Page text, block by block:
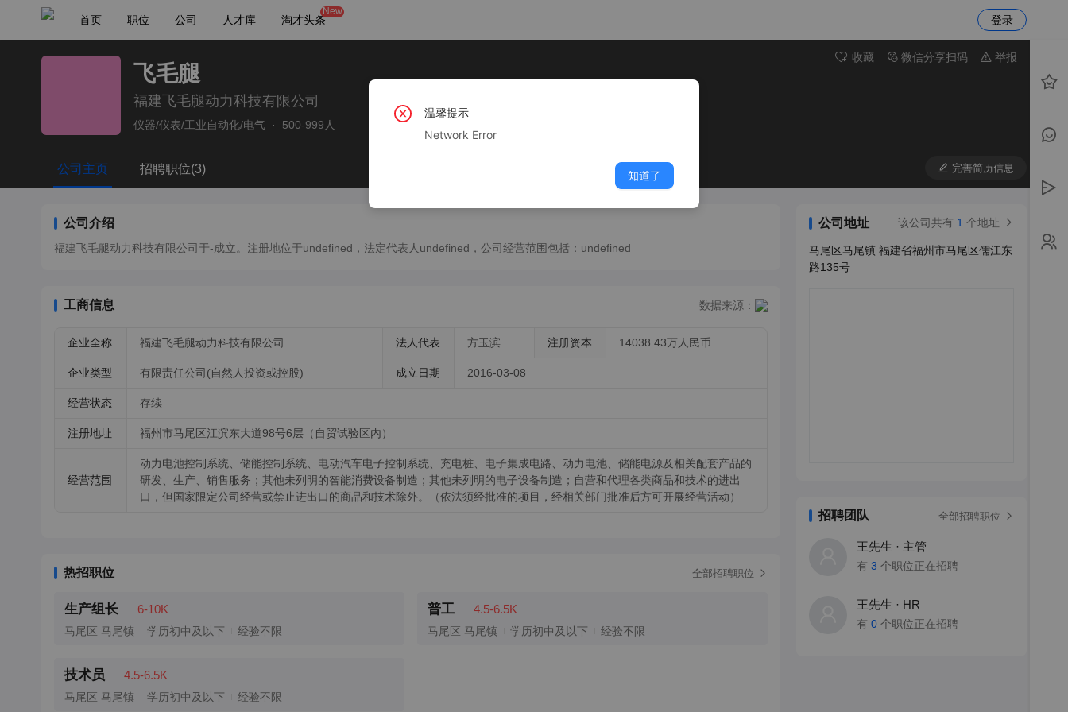
首页 职位 公司 人才库 淘才头条
New
登录
飞毛腿
福建飞毛腿动力科技有限公司
仪器/仪表/工业自动化/电气 · 500-999人
收藏 微信分享扫码 举报
公司主页 招聘职位(3) 完善简历信息
公司介绍
福建飞毛腿动力科技有限公司于-成立。注册地位于undefined，法定代表人undefined，公司经营范围包括：undefined
工商信息 数据来源：
企业全称 福建飞毛腿动力科技有限公司 法人代表 方玉滨 注册资本 14038.43万人民币
企业类型 有限责任公司(自然人投资或控股) 成立日期 2016-03-08
经营状态 存续
注册地址 福州市马尾区江滨东大道98号6层（自贸试验区内）
经营范围
动力电池控制系统、储能控制系统、电动汽车电子控制系统、充电桩、电子集成电路、动力电池、储能电源及相关配套产品的
研发、生产、销售服务；其他未列明的智能消费设备制造；其他未列明的电子设备制造；自营和代理各类商品和技术的进出
口，但国家限定公司经营或禁止进出口的商品和技术除外。（依法须经批准的项目，经相关部门批准后方可开展经营活动）
热招职位 全部招聘职位
生产组长 6-10K
马尾区 马尾镇 学历初中及以下 经验不限
普工 4.5-6.5K
马尾区 马尾镇 学历初中及以下 经验不限
技术员 4.5-6.5K
马尾区 马尾镇 学历初中及以下 经验不限
公司地址 该公司共有 1 个地址
马尾区马尾镇 福建省福州市马尾区儒江东
路135号
招聘团队 全部招聘职位
王先生 · 主管
有 3 个职位正在招聘
王先生 · HR
有 0 个职位正在招聘
温馨提示
Network Error
知道了